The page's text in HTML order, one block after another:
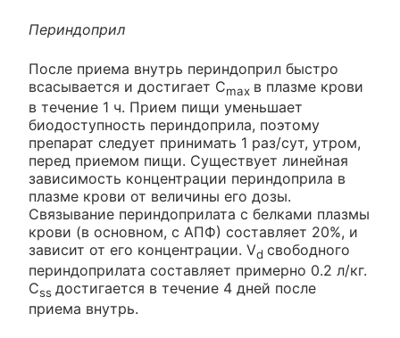
Периндоприл
После приема внутрь периндоприл быстро
всасывается и достигает Cmax в плазме крови
в течение 1 ч. Прием пищи уменьшает
биодоступность периндоприла, поэтому
препарат следует принимать 1 раз/сут, утром,
перед приемом пищи. Существует линейная
зависимость концентрации периндоприла в
плазме крови от величины его дозы.
Связывание периндоприлата с белками плазмы
крови (в основном, с АПФ) составляет 20%, и
зависит от его концентрации. Vd свободного
периндоприлата составляет примерно 0.2 л/кг.
Css достигается в течение 4 дней после
приема внутрь.